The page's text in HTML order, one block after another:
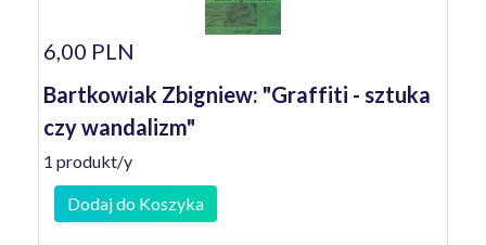
6,00 PLN
Bartkowiak Zbigniew: "Graffiti - sztuka
czy wandalizm"
1 produkt/y
Dodaj do Koszyka